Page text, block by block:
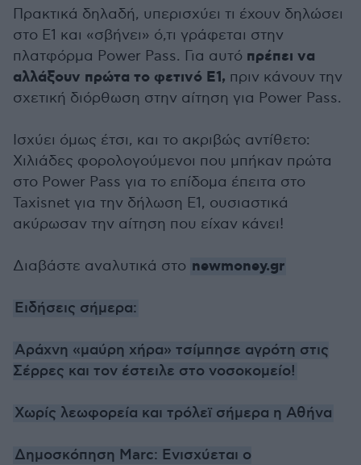
Πρακτικά δηλαδή, υπερισχύει τι έχουν δηλώσει
στο Ε1 και «σβήνει» ό,τι γράφεται στην
πλατφόρμα Power Pass. Για αυτό πρέπει να
αλλάξουν πρώτα το φετινό Ε1, πριν κάνουν την
σχετική διόρθωση στην αίτηση για Power Pass.
Ισχύει όμως έτσι, και το ακριβώς αντίθετο:
Χιλιάδες φορολογούμενοι που μπήκαν πρώτα
στο Power Pass για το επίδομα έπειτα στο
Taxisnet για την δήλωση Ε1, ουσιαστικά
ακύρωσαν την αίτηση που είχαν κάνει!
Διαβάστε αναλυτικά στο newmoney.gr
Ειδήσεις σήμερα:
Αράχνη «μαύρη χήρα» τσίμπησε αγρότη στις
Σέρρες και τον έστειλε στο νοσοκομείο!
Χωρίς λεωφορεία και τρόλεϊ σήμερα η Αθήνα
Δημοσκόπηση Marc: Ενισχύεται ο